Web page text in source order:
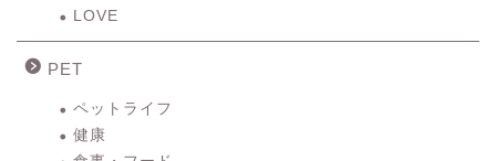
LOVE
PET
ペットライフ
健康